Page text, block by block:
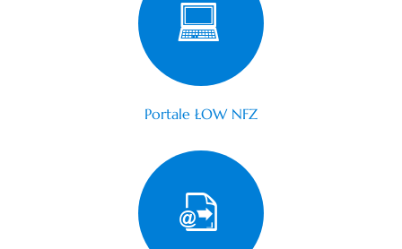
Portale ŁOW NFZ